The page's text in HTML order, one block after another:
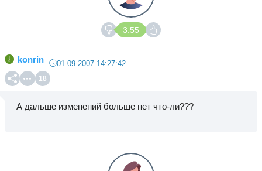
3.55
konrin 01.09.2007 14:27:42
18
А дальше изменений больше нет что-ли???